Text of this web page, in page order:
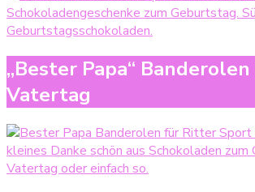
„Bester Papa“
Vatertag